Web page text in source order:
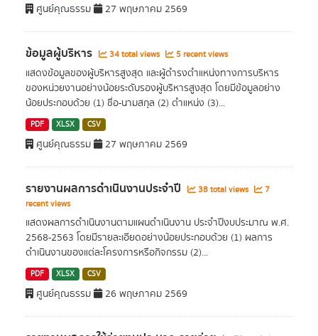
ศูนย์คุณธรรม 27 พฤษภาคม 2569
ข้อมูลผู้บริหาร 34 total views 5 recent views
แสดงข้อมูลของผู้บริหารสูงสุด และผู้ดำรงตำแหน่งทางการบริหาร
ของหน่วยงานอย่างน้อยระดับรองผู้บริหารสูงสุด โดยมีข้อมูลอย่าง
น้อยประกอบด้วย (1) ชื่อ-นามสกุล (2) ตำแหน่ง (3)...
PDF XLSX CSV
ศูนย์คุณธรรม 27 พฤษภาคม 2569
รายงานผลการดำเนินงานประจำปี 38 total views
7
recent views
แสดงผลการดำเนินงานตามแผนดำเนินงาน ประจำปีงบประมาณ พ.ศ.
2568-2563 โดยมีรายละเอียดอย่างน้อยประกอบด้วย (1) ผลการ
ดำเนินงานของแต่ละโครงการหรือกิจกรรม (2)...
PDF XLSX CSV
ศูนย์คุณธรรม 26 พฤษภาคม 2569